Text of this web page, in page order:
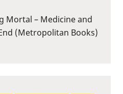
Mortal – Medicine and
(Metropolitan Books)